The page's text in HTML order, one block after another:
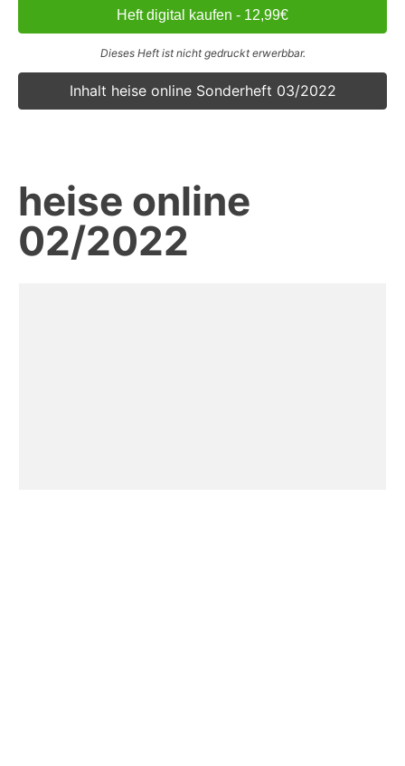
Heft digital kaufen - 12,99€
Dieses Heft ist nicht gedruckt erwerbbar.
Inhalt heise online Sonderheft 03/2022
heise online
02/2022